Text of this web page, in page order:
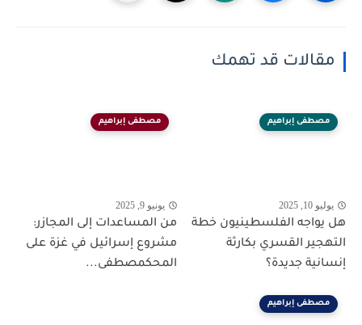
مقالات قد تهمك
مصطفى إبراهيم
يوليو 10, 2025
هل يواجه الفلسطينيون خطة
التهجير القسري بكارثة
إنسانية جديدة؟
مصطفى إبراهيم
يونيو 9, 2025
من المساعدات إلى المجازر:
مشروع إسرائيل في غزة على
المحكمصطفى...
مصطفى إبراهيم